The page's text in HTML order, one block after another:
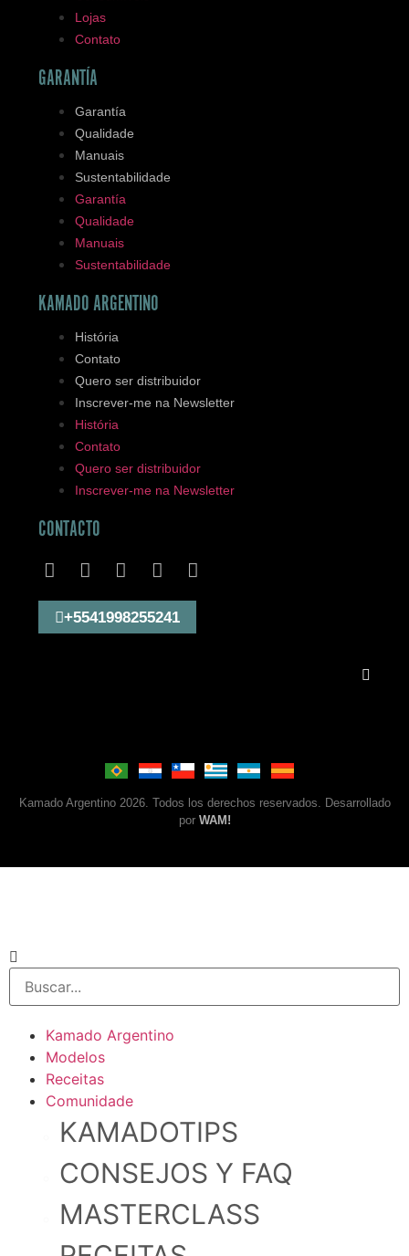
Lojas
Contato
GARANTÍA
Garantía
Qualidade
Manuais
Sustentabilidade
Garantía
Qualidade
Manuais
Sustentabilidade
KAMADO ARGENTINO
História
Contato
Quero ser distribuidor
Inscrever-me na Newsletter
História
Contato
Quero ser distribuidor
Inscrever-me na Newsletter
CONTACTO
+5541998255241
Kamado Argentino 2026. Todos los derechos reservados. Desarrollado
por WAM!
Kamado Argentino
Modelos
Receitas
Comunidade
KAMADOTIPS
CONSEJOS Y FAQ
MASTERCLASS